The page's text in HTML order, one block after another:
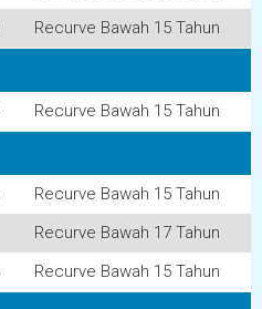
Recurve Bawah 15 Tahun
Recurve Bawah 15 Tahun
Recurve Bawah 15 Tahun
Recurve Bawah 17 Tahun
Recurve Bawah 15 Tahun